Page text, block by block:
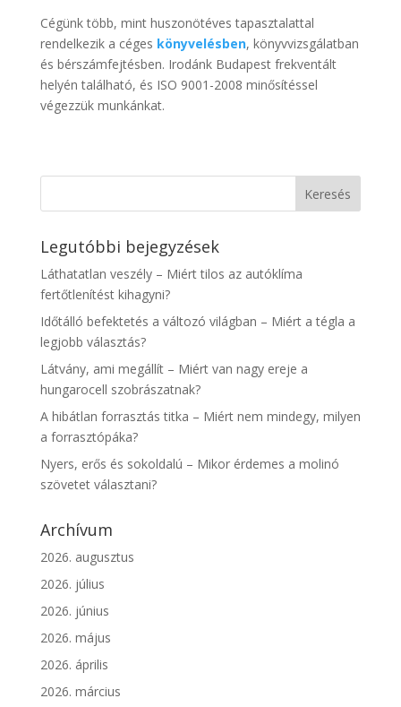
Cégünk több, mint huszonötéves tapasztalattal
rendelkezik a céges könyvelésben, könyvvizsgálatban
és bérszámfejtésben. Irodánk Budapest frekventált
helyén található, és ISO 9001-2008 minősítéssel
végezzük munkánkat.
Legutóbbi bejegyzések
Láthatatlan veszély – Miért tilos az autóklíma
fertőtlenítést kihagyni?
Időtálló befektetés a változó világban – Miért a tégla a
legjobb választás?
Látvány, ami megállít – Miért van nagy ereje a
hungarocell szobrászatnak?
A hibátlan forrasztás titka – Miért nem mindegy, milyen
a forrasztópáka?
Nyers, erős és sokoldalú – Mikor érdemes a molinó
szövetet választani?
Archívum
2026. augusztus
2026. július
2026. június
2026. május
2026. április
2026. március